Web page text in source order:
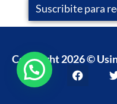
Suscribite para
Copyright 2026 ©